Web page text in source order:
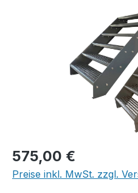
Regulärer Preis:
575,00 €
Preise inkl. MwSt. zzgl.